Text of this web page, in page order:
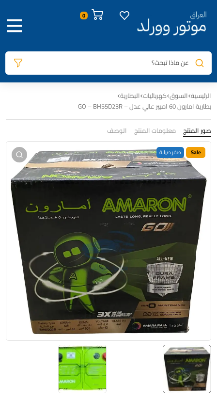
0
عن ماذا تبحث؟
الرئيسية السوق كهربائيات البطارية
بطارية امارون 60 امبير عالي عدل – GO – BH55D23R
صور المنتج معلومات المنتج الوصف
Sale صفر صيانة